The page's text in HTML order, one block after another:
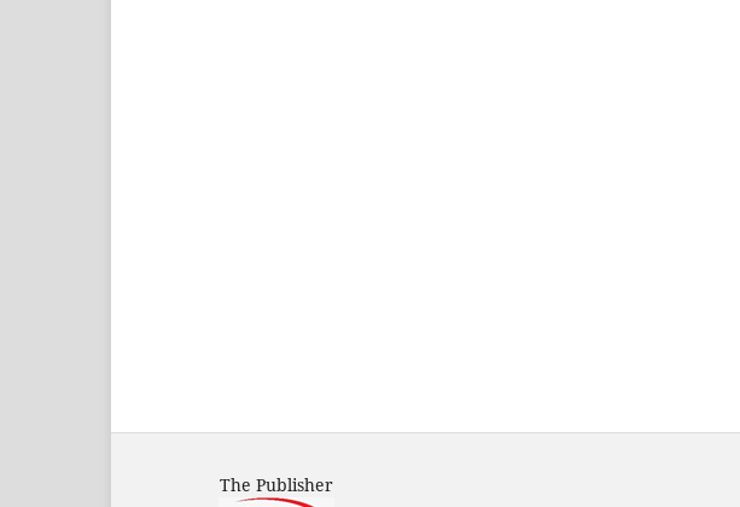
The Publisher